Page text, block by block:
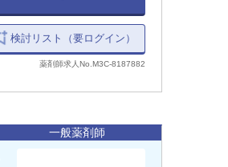
検討リスト（要ログイン）
薬剤師求人No.M3C-8187882
一般薬剤師